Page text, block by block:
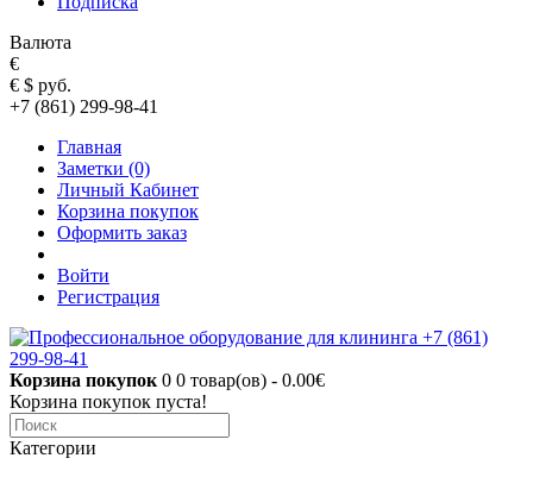
Валюта
€
€ $ руб.
+7 (861) 299-98-41
Главная
Заметки (0)
Личный Кабинет
Корзина покупок
Оформить заказ
Войти
Регистрация
Корзина покупок 0 0 товар(ов) - 0.00€
Корзина покупок пуста!
Категории